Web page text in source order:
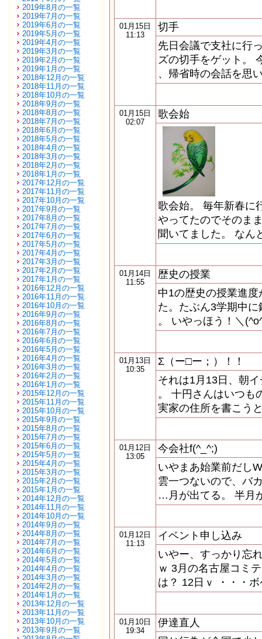
2019年8月の一覧
2019年7月の一覧
2019年6月の一覧
2019年5月の一覧
2019年4月の一覧
2019年3月の一覧
2019年2月の一覧
2019年1月の一覧
2018年12月の一覧
2018年11月の一覧
2018年10月の一覧
2018年9月の一覧
2018年8月の一覧
2018年7月の一覧
2018年6月の一覧
2018年5月の一覧
2018年4月の一覧
2018年3月の一覧
2018年2月の一覧
2018年1月の一覧
2017年12月の一覧
2017年11月の一覧
2017年10月の一覧
2017年9月の一覧
2017年8月の一覧
2017年7月の一覧
2017年6月の一覧
2017年5月の一覧
2017年4月の一覧
2017年3月の一覧
2017年2月の一覧
2017年1月の一覧
2016年12月の一覧
2016年11月の一覧
2016年10月の一覧
2016年9月の一覧
2016年8月の一覧
2016年7月の一覧
2016年6月の一覧
2016年5月の一覧
2016年4月の一覧
2016年3月の一覧
2016年2月の一覧
2016年1月の一覧
2015年12月の一覧
2015年11月の一覧
2015年10月の一覧
2015年9月の一覧
2015年8月の一覧
2015年7月の一覧
2015年6月の一覧
2015年5月の一覧
2015年4月の一覧
2015年3月の一覧
2015年2月の一覧
2015年1月の一覧
2014年12月の一覧
2014年11月の一覧
2014年10月の一覧
2014年9月の一覧
2014年8月の一覧
2014年7月の一覧
2014年6月の一覧
2014年5月の一覧
2014年4月の一覧
2014年3月の一覧
2014年2月の一覧
2014年1月の一覧
2013年12月の一覧
2013年11月の一覧
2013年10月の一覧
2013年9月の一覧
01月15日
11:13
切手
先日会議で支社に行
ズの切手をゲット。
、帰省時の会話を思
01月15日
02:07
歌会始
歌会始。 毎年新春に
やってたのでそのま
聞いてました。 なん
01月14日
11:55
歴史の授業
中1の歴史の授業進
た。たぶん3学期中
。 いやっほう！＼
01月13日
10:35
Σ（ー□ー；）！！
それは1月13日、朝
。 十円さんはいつも
実家の住所を書こう
01月12日
13:05
今会社f(^_^;)
いやまあ始業前だし
雲一つないので、バ
…月が出てる。 半月
01月12日
11:13
イベント申し込み
いやー、すっかり忘
ｗ 3月の名古屋コミ
は？ 12日ｖ ・・・
01月10日
19:34
伊達直人